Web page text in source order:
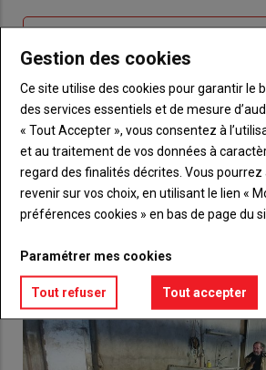
titre
TITRE CRÉEZ UN
BodyChoisissez votre formule et
compte pour accéder à tout
Lien Créez un compte
Gestion des cookies
Ce site utilise des cookies pour garantir le
des services essentiels et de mesure
« Tout Accepter », vous consentez à
et au traitement de vos données à
regard des finalités décrites. Vous
revenir sur vos choix, en utilisant le lien «
préférences cookies » en bas de page du
Paramétrer mes cookies
Tout refuser Tout accepter